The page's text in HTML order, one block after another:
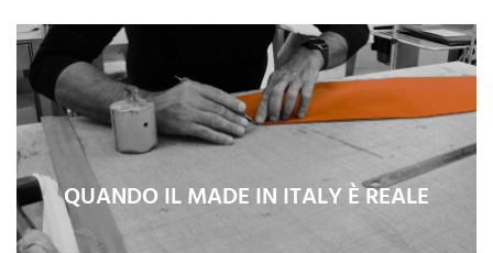
QUANDO IL MADE IN ITALY È REALE